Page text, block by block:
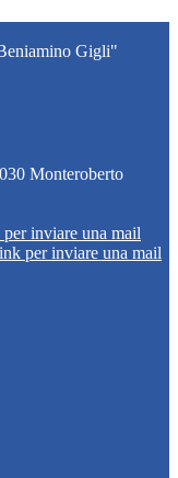
Gigli"
Monteroberto
inviare una mail
per inviare una mail